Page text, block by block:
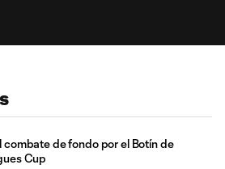
combate de fondo por el Botín de
Cup